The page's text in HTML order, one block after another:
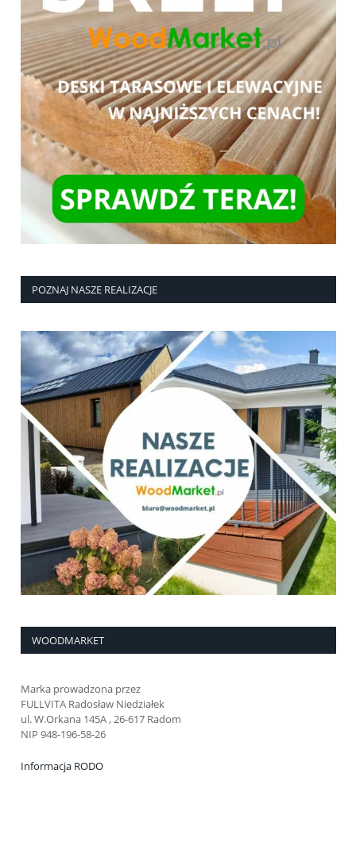
POZNAJ NASZE REALIZACJE
WOODMARKET
Marka prowadzona przez
FULLVITA Radosław Niedziałek
ul. W.Orkana 145A , 26-617 Radom
NIP 948-196-58-26
Informacja RODO